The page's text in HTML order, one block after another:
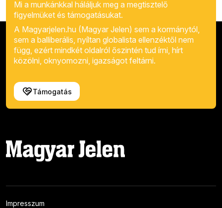
Mi a munkánkkal háláljuk meg a megtisztelő
figyelmüket és támogatásukat.
A Magyarjelen.hu (Magyar Jelen) sem a kormánytól,
sem a balliberális, nyíltan globalista ellenzéktől nem
függ, ezért mindkét oldalról őszintén tud írni, hírt
közölni, oknyomozni, igazságot feltárni.
Támogatás
Impresszum